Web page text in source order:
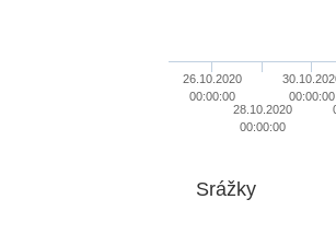
26.10.2020
00:00:00
28.10.2020
00:00:00
00:00:00
Srážky